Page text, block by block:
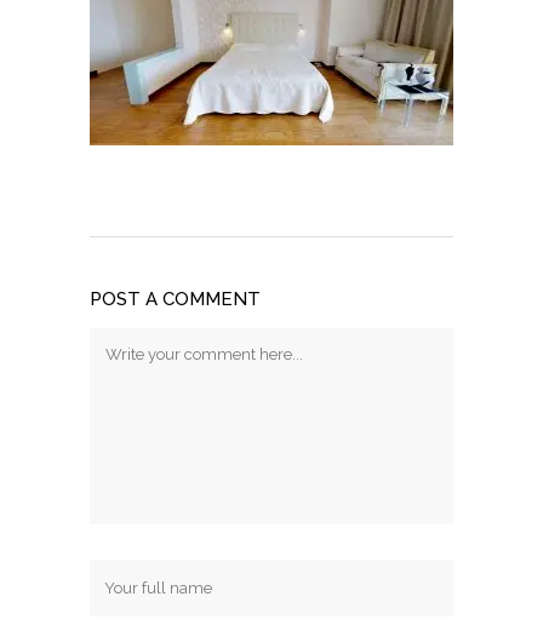
POST A COMMENT